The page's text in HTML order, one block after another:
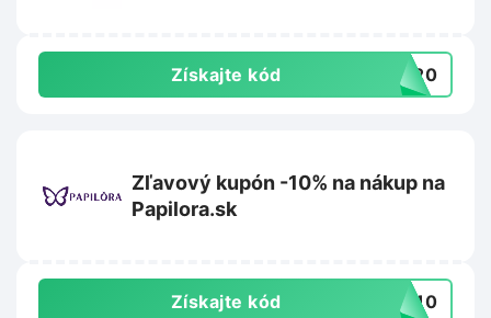
Získajte kód IT20
Zľavový kupón -10% na nákup na
Papilora.sk
Získajte kód PY10